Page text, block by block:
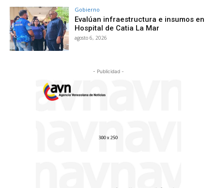
Gobierno
Evalúan infraestructura e insumos en
Hospital de Catia La Mar
agosto 6, 2026
- Publicidad -